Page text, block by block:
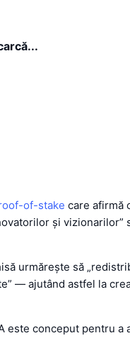
of-stake care afirmă
și vizionarilor”
urmărește să
— ajutând astfel la
este conceput pentru a